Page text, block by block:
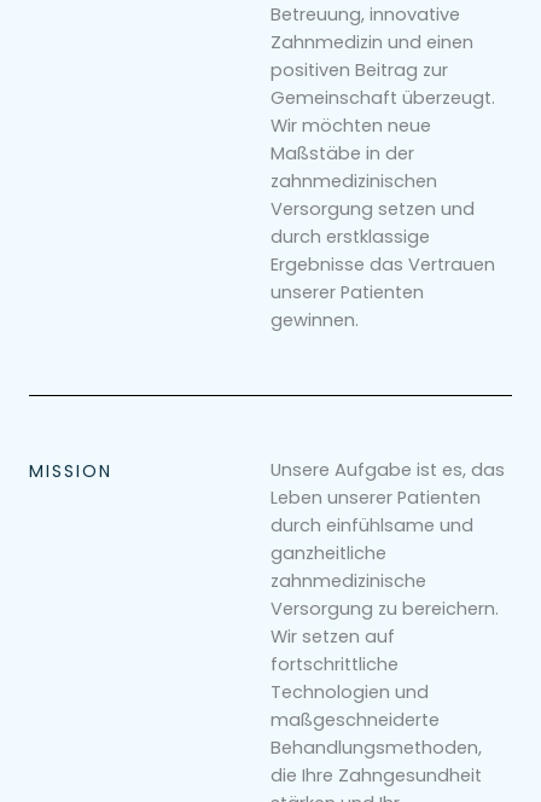
Betreuung, innovative
Zahnmedizin und einen
positiven Beitrag zur
Gemeinschaft überzeugt.
Wir möchten neue
Maßstäbe in der
zahnmedizinischen
Versorgung setzen und
durch erstklassige
Ergebnisse das Vertrauen
unserer Patienten
gewinnen.
MISSION
Unsere Aufgabe ist es, das
Leben unserer Patienten
durch einfühlsame und
ganzheitliche
zahnmedizinische
Versorgung zu bereichern.
Wir setzen auf
fortschrittliche
Technologien und
maßgeschneiderte
Behandlungsmethoden,
die Ihre Zahngesundheit